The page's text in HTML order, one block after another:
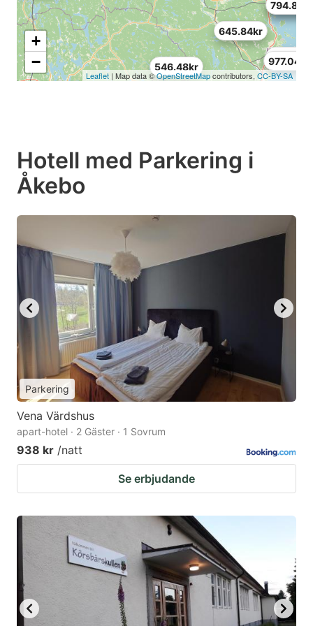
546.48kr
587.88kr
645.84kr
687.24kr
794.88kr
977.04kr
+
−
Leaflet | Map data ©OpenStreetMapcontributors, CC-BY-SA
Hotell med Parkering i
Åkebo
Parkering
Vena Värdshus
apart-hotel · 2 Gäster · 1 Sovrum
938 kr /natt
Se erbjudande